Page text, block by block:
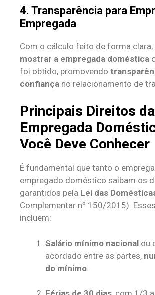
4. Transparência para
Empregada
Com o cálculo feito de forma clara,
mostrar a empregada doméstica
foi obtido, promovendo
confiança no relacionamento de
Principais Direitos da
Empregada
Você Deve Conhecer
É fundamental que tanto o
empregado doméstico saibam os
garantidos pela Lei das
Complementar nº 150/2015).
incluem:
Salário mínimo nacional ou
acordado entre as partes,
do mínimo
Férias de 30 dias , com 1/3